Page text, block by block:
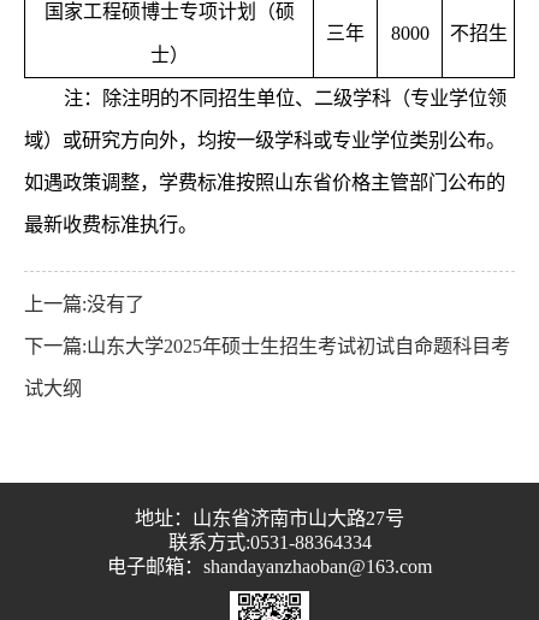
国家工程硕博士专项计划（硕
士）
三年 8000 不招生
注：除注明的不同招生单位、二级学科（专业学位领
域）或研究方向外，均按一级学科或专业学位类别公布。
如遇政策调整，学费标准按照山东省价格主管部门公布的
最新收费标准执行。
上一篇:没有了
下一篇:山东大学2025年硕士生招生考试初试自命题科目考
试大纲
地址：山东省济南市山大路27号
联系方式:0531-88364334
电子邮箱：shandayanzhaoban@163.com